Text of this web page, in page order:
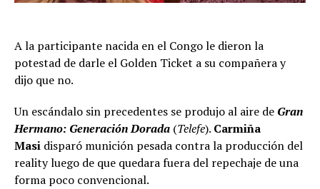
A la participante nacida en el Congo le dieron la
potestad de darle el Golden Ticket a su compañera y
dijo que no.
Un escándalo sin precedentes se produjo al aire de Gran
Hermano: Generación Dorada (Telefe). Carmiña
Masi disparó munición pesada contra la producción del
reality luego de que quedara fuera del repechaje de una
forma poco convencional.